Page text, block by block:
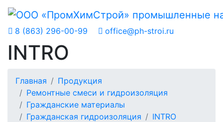
8 (863) 296-00-99 office@ph-stroi.ru
INTRO
Главная
Продукция
Ремонтные смеси и гидроизоляция
Гражданские материалы
Гражданская гидроизоляция
INTRO